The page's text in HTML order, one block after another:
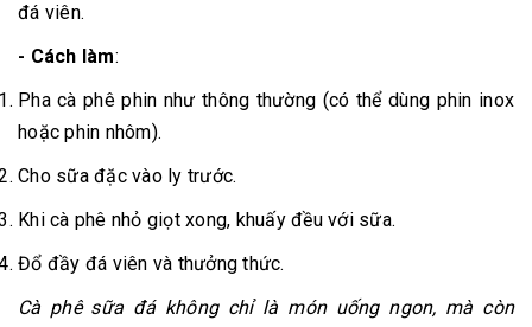
đá viên.
- Cách làm:
Pha cà phê phin như thông thường (có thể dùng phin inox
hoặc phin nhôm).
Cho sữa đặc vào ly trước.
Khi cà phê nhỏ giọt xong, khuấy đều với sữa.
Đổ đầy đá viên và thưởng thức.
Cà phê sữa đá không chỉ là món uống ngon, mà còn